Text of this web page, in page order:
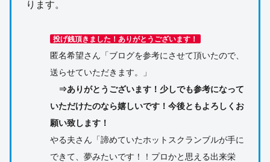
ります。
投げ銭頂きました！ありがとうございます！
匿名希望さん「ブログを参考にさせて頂いたので、
送らせていただきます。」
⇒ありがとうございます！少しでも参考になって
いただけたのなら嬉しいです！今後ともよろしくお
願い致します！
やる夫さん「諦めていたホットスクランブルが手に
できて、夢みたいです！！プロかと思える出来栄